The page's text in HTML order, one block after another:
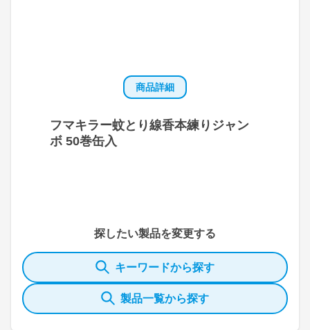
商品詳細
フマキラー蚊とり線香本練りジャン
ボ 50巻缶入
探したい製品を変更する
キーワードから探す
製品一覧から探す